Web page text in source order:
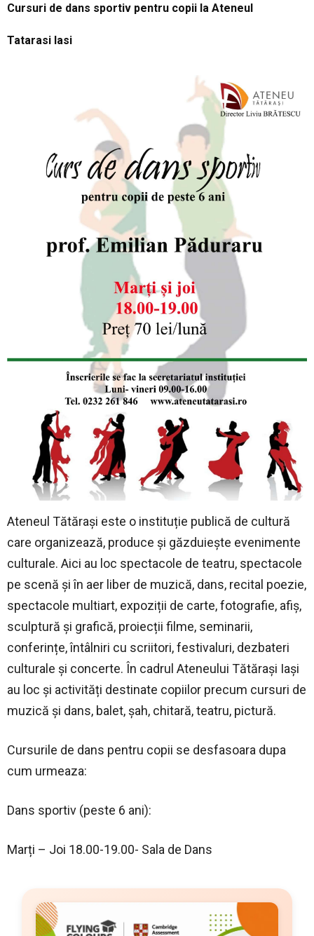
Cursuri de dans sportiv pentru copii la Ateneul
Tatarasi Iasi
Ateneul Tătărași este o instituție publică de cultură
care organizează, produce și găzduiește evenimente
culturale. Aici au loc spectacole de teatru, spectacole
pe scenă și în aer liber de muzică, dans, recital poezie,
spectacole multiart, expoziții de carte, fotografie, afiș,
sculptură și grafică, proiecții filme, seminarii,
conferințe, întâlniri cu scriitori, festivaluri, dezbateri
culturale și concerte. În cadrul Ateneului Tătărași Iași
au loc și activități destinate copiilor precum cursuri de
muzică și dans, balet, șah, chitară, teatru, pictură.
Cursurile de dans pentru copii se desfasoara dupa
cum urmeaza:
Dans sportiv (peste 6 ani):
Marți – Joi 18.00-19.00- Sala de Dans